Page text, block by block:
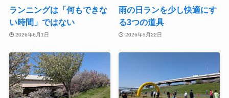
ランニングは「何もできな
い時間」ではない
2026年6月1日
雨の日ランを少し快適にす
る3つの道具
2026年5月22日